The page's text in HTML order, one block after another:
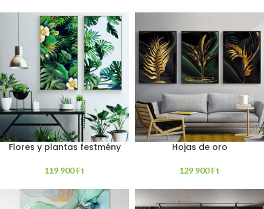
Flores y plantas festmény
119 900Ft
Hojas de oro
129 900Ft